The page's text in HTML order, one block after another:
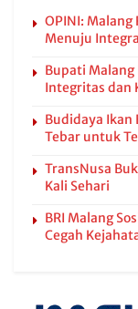
OPINI:
Menuju
Bupati Malang
Integritas dan
Budidaya Ikan
Tebar untuk
TransNusa
Kali Sehari
BRI Malang
Cegah